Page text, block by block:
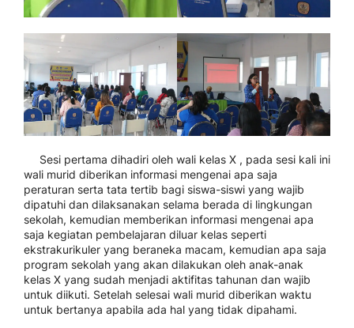
Sesi pertama dihadiri oleh wali kelas X , pada sesi kali ini
wali murid diberikan informasi mengenai apa saja
peraturan serta tata tertib bagi siswa-siswi yang wajib
dipatuhi dan dilaksanakan selama berada di lingkungan
sekolah, kemudian memberikan informasi mengenai apa
saja kegiatan pembelajaran diluar kelas seperti
ekstrakurikuler yang beraneka macam, kemudian apa saja
program sekolah yang akan dilakukan oleh anak-anak
kelas X yang sudah menjadi aktifitas tahunan dan wajib
untuk diikuti. Setelah selesai wali murid diberikan waktu
untuk bertanya apabila ada hal yang tidak dipahami.